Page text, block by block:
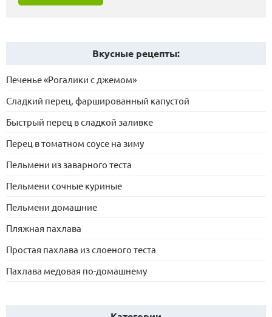
Вкусные рецепты:
Печенье «Рогалики с джемом»
Сладкий перец, фаршированный капустой
Быстрый перец в сладкой заливке
Перец в томатном соусе на зиму
Пельмени из заварного теста
Пельмени сочные куриные
Пельмени домашние
Пляжная пахлава
Простая пахлава из слоеного теста
Пахлава медовая по-домашнему